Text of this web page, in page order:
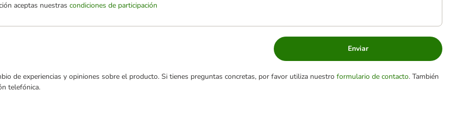
aceptas nuestras condiciones de participación
Enviar
de experiencias y opiniones sobre el producto. Si tienes preguntas concretas, por favor utiliza nuestro formulario de contacto. También
telefónica.